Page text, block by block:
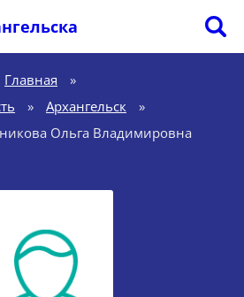
Главная
»
» Архангельск
»
Ольга Владимировна